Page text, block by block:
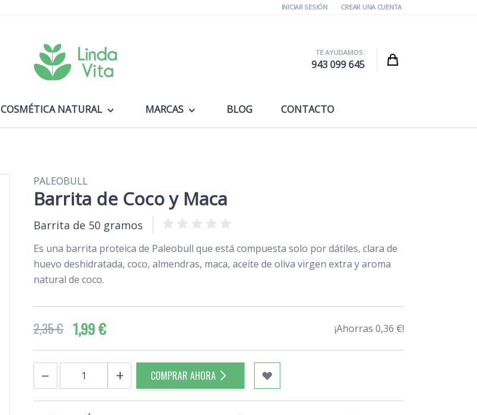
INICIAR SESIÓN CREAR UNA CUENTA
TE AYUDAMOS:
943 099 645 Cart
COSMÉTICA NATURAL MARCAS BLOG CONTACTO
PALEOBULL
Barrita de Coco y Maca
Barrita de 50 gramos
Es una barrita proteica de Paleobull que está compuesta solo por dátiles, clara de
huevo deshidratada, coco, almendras, maca, aceite de oliva virgen extra y aroma
natural de coco.
2,35 € 1,99 € ¡Ahorras 0,36 €!
− + COMPRAR AHORA